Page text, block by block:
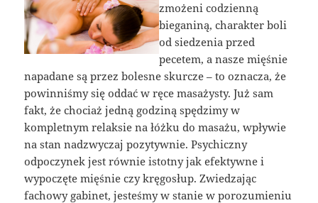
zmożeni codzienną
bieganiną, charakter boli
od siedzenia przed
pecetem, a nasze mięśnie
napadane są przez bolesne skurcze – to oznacza, że
powinniśmy się oddać w ręce masażysty. Już sam
fakt, że chociaż jedną godziną spędzimy w
kompletnym relaksie na łóżku do masażu, wpływie
na stan nadzwyczaj pozytywnie. Psychiczny
odpoczynek jest równie istotny jak efektywne i
wypoczęte mięśnie czy kręgosłup. Zwiedzając
fachowy gabinet, jesteśmy w stanie w porozumieniu